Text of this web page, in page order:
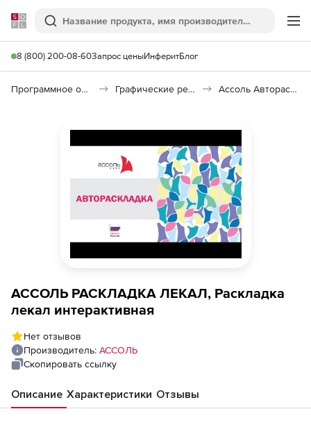
Softline
Поиск
8 (800) 200-08-60Запрос ценыИнферитБлог
Программное обеспечение для графики и дизайна Графические редакторы Ассоль Автораскладка
АССОЛЬ РАСКЛАДКА ЛЕКАЛ, Раскладка
лекал интерактивная
Нет отзывов
Производитель: АССОЛЬ
Скопировать ссылку
Описание Характеристики Отзывы